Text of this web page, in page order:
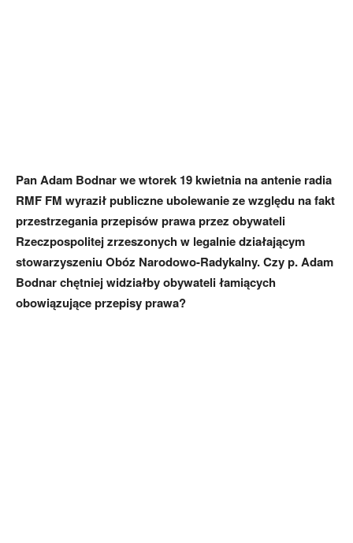
Pan Adam Bodnar we wtorek 19 kwietnia na antenie radia
RMF FM wyraził publiczne ubolewanie ze względu na fakt
przestrzegania przepisów prawa przez obywateli
Rzeczpospolitej zrzeszonych w legalnie działającym
stowarzyszeniu Obóz Narodowo-Radykalny. Czy p. Adam
Bodnar chętniej widziałby obywateli łamiących
obowiązujące przepisy prawa?